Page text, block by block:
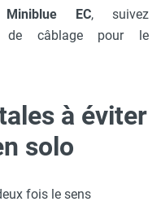
Miniblue EC, suivez
de câblage pour le
à éviter
solo
fois le sens